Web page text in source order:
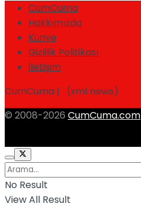
CumCuma
Hakkımızda
Künye
Gizlilik Politikası
İletişim
CumCuma | (xml news)
© 2008-2026 CumCuma.com
No Result
View All Result